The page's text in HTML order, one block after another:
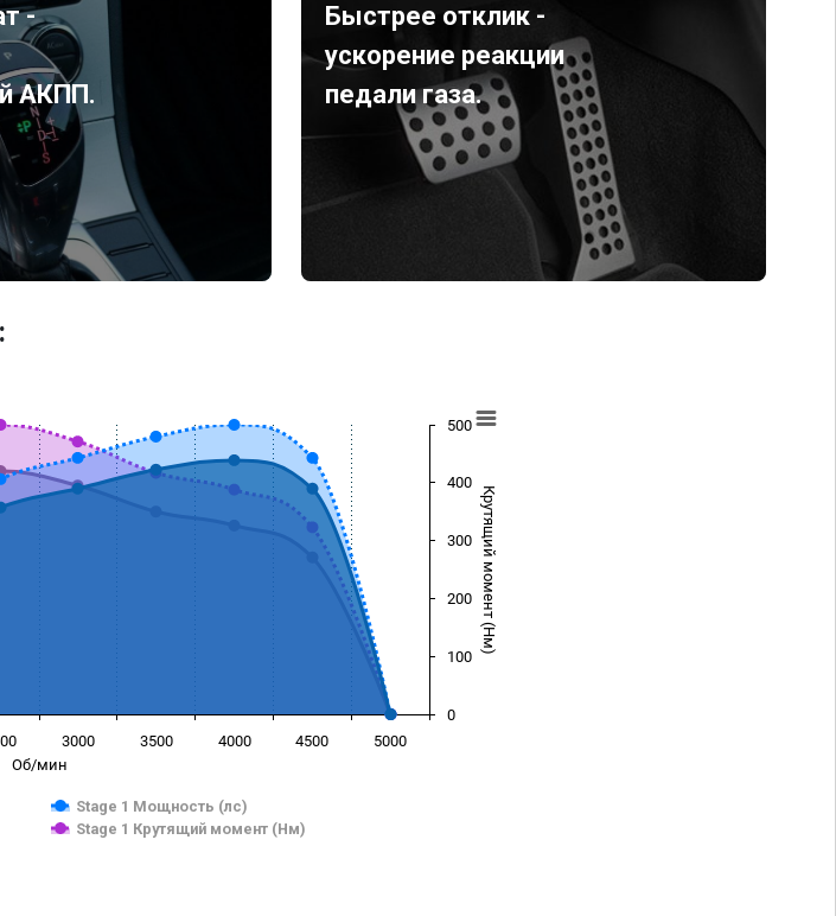
-
АКПП.
Быстрее отклик -
ускорение реакции
педали газа.
Об/мин
Крутящий момент (Нм)
Stage 1 Мощность (лс)
Stage 1 Крутящий момент (Нм)
3000 3500 4000 4500 5000
0
100
200
300
400
500